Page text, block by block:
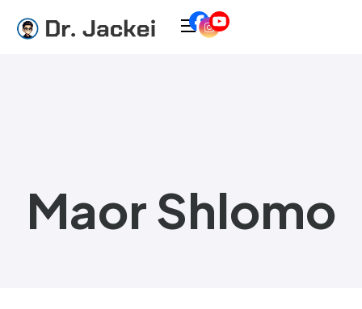
Maor Shlomo